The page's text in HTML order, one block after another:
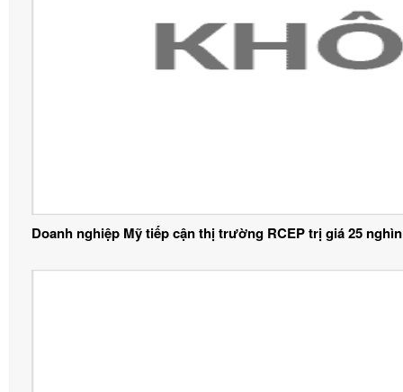
Doanh nghiệp Mỹ tiếp cận thị trường RCEP trị giá 25